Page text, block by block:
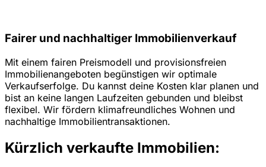
Fairer und nachhaltiger Immobilienverkauf
Mit einem fairen Preismodell und provisionsfreien
Immobilienangeboten begünstigen wir optimale
Verkaufserfolge. Du kannst deine Kosten klar planen und
bist an keine langen Laufzeiten gebunden und bleibst
flexibel. Wir fördern klimafreundliches Wohnen und
nachhaltige Immobilientransaktionen.
Kürzlich verkaufte Immobilien: